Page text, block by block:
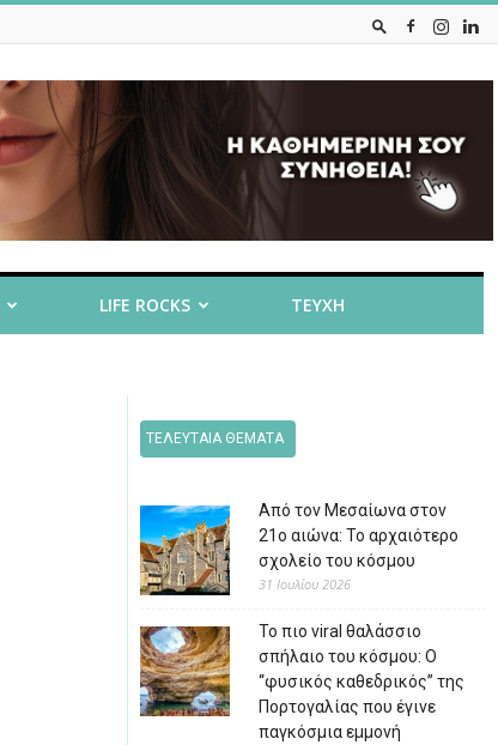
LIFE ROCKS ΤΕΥΧΗ
ΤΕΛΕΥΤΑΙΑ ΘΕΜΑΤΑ
Από τον Μεσαίωνα στον
21ο αιώνα: Το αρχαιότερο
σχολείο του κόσμου
31 Ιουλίου 2026
Το πιο viral θαλάσσιο
σπήλαιο του κόσμου: Ο
“φυσικός καθεδρικός” της
Πορτογαλίας που έγινε
παγκόσμια εμμονή